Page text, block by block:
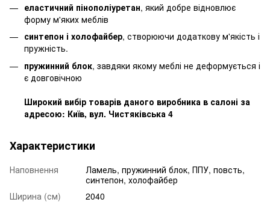
еластичний пінополіуретан, який добре відновлює
форму м'яких меблів
синтепон і холофайбер, створюючи додаткову м'якість і
пружність.
пружинний блок, завдяки якому меблі не деформується і
є довговічною
Широкий вибір товарів даного виробника в салоні за
адресою: Київ, вул. Чистяківська 4
Характеристики
Наповнення
Ламель, пружинний блок, ППУ, повсть,
синтепон, холофайбер
Ширина (см)
2040